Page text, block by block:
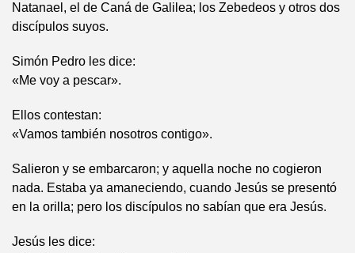
Natanael, el de Caná de Galilea; los Zebedeos y otros dos
discípulos suyos.
Simón Pedro les dice:
«Me voy a pescar».
Ellos contestan:
«Vamos también nosotros contigo».
Salieron y se embarcaron; y aquella noche no cogieron
nada. Estaba ya amaneciendo, cuando Jesús se presentó
en la orilla; pero los discípulos no sabían que era Jesús.
Jesús les dice: